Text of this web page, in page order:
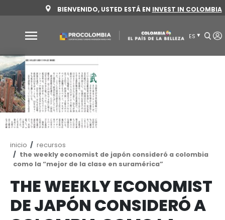
al
contenido
principal
BIENVENIDO, USTED ESTÁ ENINVEST
Por
qué
Colombia
Sectores
para
invertir
Sectores
para
invertir
Cómo
invertir
Ruta
de
navegación
inicio
recursos
the weekly economist de japón consideró a
como la “mejor de la clase en suramérica”